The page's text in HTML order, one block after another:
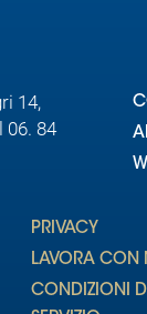
14,
06. 84
PRIVACY
LAVORA CON
CONDIZIONI